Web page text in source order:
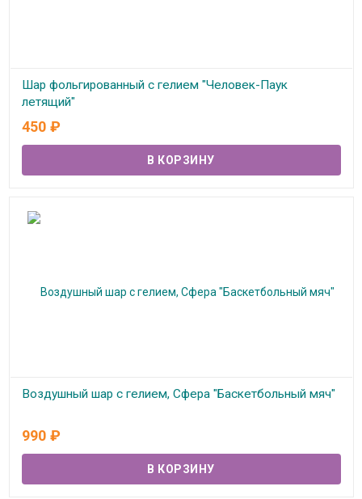
Шар фольгированный с гелием "Человек-Паук
летящий"
В наличии
450 ₽
Воздушный шар с гелием, Сфера "Баскетбольный мяч"
990 ₽